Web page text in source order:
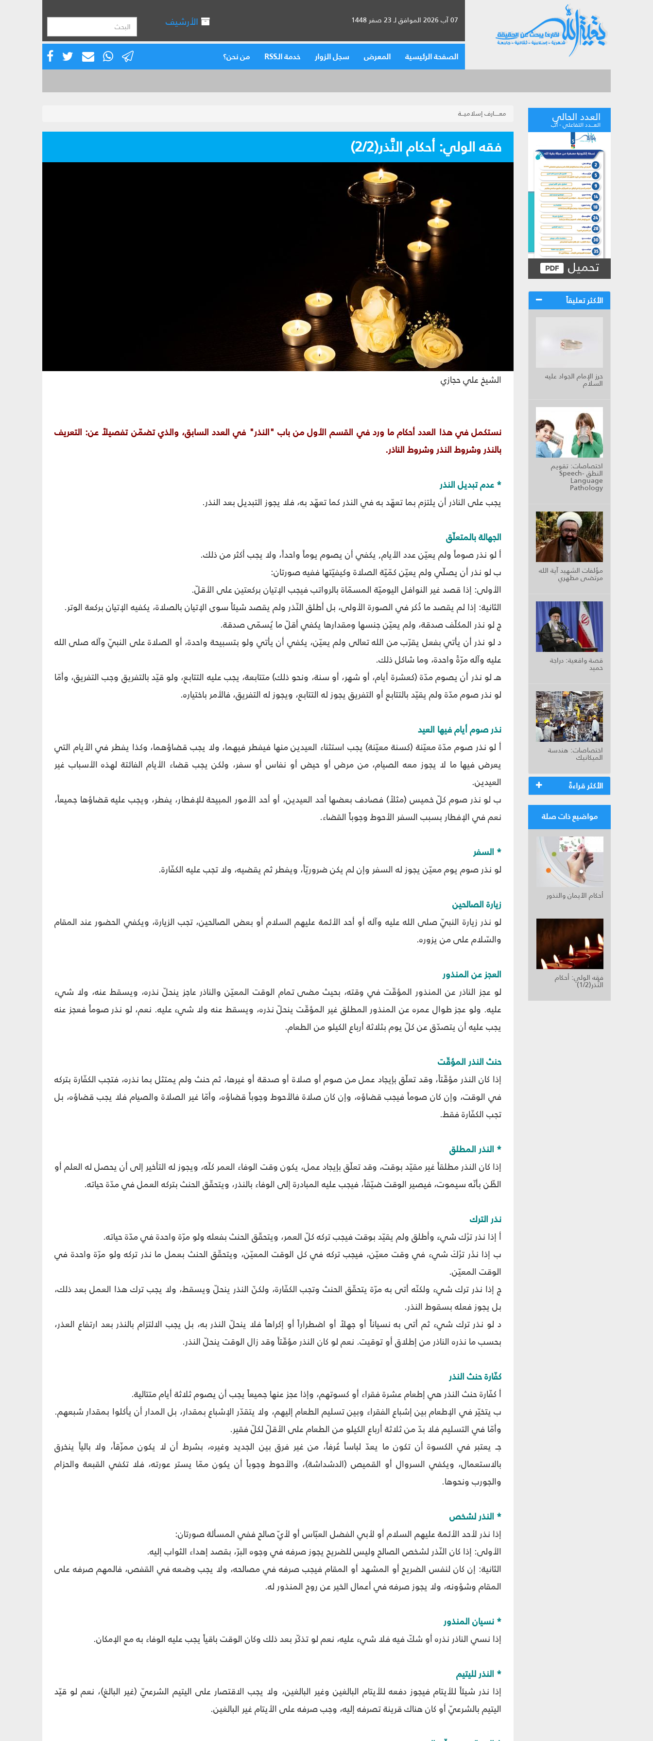
07 آب 2026 الموافق لـ 23 صفر 1448 الأرشيف
الصفحة الرئيسية المعرض سجل الزوار خدمة الـRSS من نحن؟
العدد الحالي
العـــدد التفاعلي - آب
تحميل
الأكثر تعليقاً
حرز الإمام الجواد عليه
السلام
اختصاصات: تقويم
النطق Speech-
Language
Pathology
مؤلفات الشهيد آية الله
مرتضى مطهري
قصة واقعية: دراجة
حميد
اختصاصات: هندسة
الميكانيك
الأكثر قراءةً
مواضيع ذات صلة
أحكام الأيمان والنذور
فقه الولي: أحكام
النَّذر(1/2)
معـــــارف إسلاميـــة
فقه الولي: أحكام النَّذر(2/2)
الشيخ علي حجازي
نستكمل في هذا العدد أحكام ما ورد في القسم الأول من باب "النذر" في العدد السابق، والذي تضمّن تفصيلاً عن: التعريف
بالنذر وشروط النذر وشروط الناذر.
* عدم تبديل النذر
يجب على الناذر أن يلتزم بما تعهّد به في النذر كما تعهّد به، فلا يجوز التبديل بعد النذر.
الجهالة بالمتعلّق
أ لو نذر صوماً ولم يعيّن عدد الأيام, يكفي أن يصوم يوماً واحداً، ولا يجب أكثر من ذلك.
ب لو نذر أن يصلّي ولم يعيّن كمّيّة الصلاة وكيفيّتها ففيه صورتان:
الأولى: إذا قصد غير النوافل اليوميّة المسمّاة بالرواتب فيجب الإتيان بركعتين على الأقلّ.
الثانية: إذا لم يقصد ما ذُكر في الصورة الأولى، بل أطلق النّذر ولم يقصد شيئاً سوى الإتيان بالصلاة، يكفيه الإتيان بركعة الوتر.
ج لو نذر المكلّف صدقة، ولم يعيّن جنسها ومقدارها يكفي أقلّ ما يُسمّى صدقة.
د لو نذر أن يأتي بفعل يقرّب من الله تعالى ولم يعيّن، يكفي أن يأتي ولو بتسبيحة واحدة، أو الصلاة على النبيّ وآله صلى الله
عليه وآله مرّةً واحدة، وما شاكل ذلك.
هـ لو نذر أن يصوم مدّة (كعشرة أيام، أو شهر، أو سنة، ونحو ذلك) متتابعة، يجب عليه التتابع، ولو قيّد بالتفريق وجب التفريق، وأمّا
لو نذر صوم مدّة ولم يقيّد بالتتابع أو التفريق يجوز له التتابع، ويجوز له التفريق، فالأمر باختياره.
نذر صوم أيام فيها العيد
أ لو نذر صوم مدّة معيّنة (كسنة معيّنة) يجب استثناء العيدين منها فيفطر فيهما، ولا يجب قضاؤهما، وكذا يفطر في الأيام التي
يعرض فيها ما لا يجوز معه الصيام، من مرض أو حيض أو نفاس أو سفر، ولكن يجب قضاء الأيام الفائتة لهذه الأسباب غير
العيدين.
ب لو نذر صوم كلّ خميس (مثلاً) فصادف بعضها أحد العيدين، أو أحد الأمور المبيحة للإفطار، يفطر، ويجب عليه قضاؤها جميعاً،
نعم في الإفطار بسبب السفر الأحوط وجوباً القضاء.
* السفر
لو نذر صوم يوم معيّن يجوز له السفر وإن لم يكن ضروريّاً، ويفطر ثم يقضيه، ولا تجب عليه الكفّارة.
زيارة الصالحين
لو نذر زيارة النبيّ صلى الله عليه وآله أو أحد الأئمة عليهم السلام أو بعض الصالحين، تجب الزيارة، ويكفي الحضور عند المقام
والسّلام على من يزوره.
العجز عن المنذور
لو عجز الناذر عن المنذور المؤقّت في وقته، بحيث مضى تمام الوقت المعيّن والناذر عاجز ينحلّ نذره، ويسقط عنه، ولا شيء
عليه. ولو عجز طوال عمره عن المنذور المطلق غير المؤقّت ينحلّ نذره، ويسقط عنه ولا شيء عليه. نعم، لو نذر صوماً فعجز عنه
يجب عليه أن يتصدّق عن كلّ يوم بثلاثة أرباع الكيلو من الطعام.
حنث النذر المؤقّت
إذا كان النذر مؤقّتاً، وقد تعلّق بإيجاد عمل من صوم أو صلاة أو صدقة أو غيرها، ثم حنث ولم يمتثل بما نذره، فتجب الكفّارة بتركه
في الوقت، وإن كان صوماً فيجب قضاؤه، وإن كان صلاة فالأحوط وجوباً قضاؤه، وأمّا غير الصلاة والصيام فلا يجب قضاؤه، بل
تجب الكفّارة فقط.
* النذر المطلق
إذا كان النذر مطلقاً غير مقيّد بوقت، وقد تعلّق بإيجاد عمل، يكون وقت الوفاء العمر كلّه، ويجوز له التأخير إلى أن يحصل له العلم أو
الظّن بأنّه سيموت، فيصير الوقت ضيّقاً، فيجب عليه المبادرة إلى الوفاء بالنذر، ويتحقّق الحنث بتركه العمل في مدّة حياته.
نذر الترك
أ إذا نذر ترْك شيء وأطلق ولم يقيّد بوقت فيجب تركه كلّ العمر، ويتحقّق الحنث بفعله ولو مرّة واحدة في مدّة حياته.
ب إذا نذَر ترْكَ شيء في وقت معيّن، فيجب تركه في كل الوقت المعيّن، ويتحقّق الحنث بعمل ما نذر تركه ولو مرّة واحدة في
الوقت المعيّن.
ج إذا نذر ترك شيء ولكنّه أتى به مرّة يتحقّق الحنث وتجب الكفّارة، ولكنّ النذر ينحلّ ويسقط، ولا يجب ترك هذا العمل بعد ذلك،
بل يجوز فعله بسقوط النذر.
د لو نذر ترك شيء ثم أتى به نسياناً أو جهلاً أو اضطراراً أو إكراهاً فلا ينحلّ النذر به، بل يجب الالتزام بالنذر بعد ارتفاع العذر،
بحسب ما نذره الناذر من إطلاق أو توقيت. نعم لو كان النذر مؤقّتاً وقد زال الوقت ينحلّ النذر.
كفّارة حنث النذر
أ كفّارة حنث النذر هي إطعام عشرة فقراء أو كسوتهم، وإذا عجز عنها جميعاً يجب أن يصوم ثلاثة أيام متتالية.
ب يتخيّر في الإطعام بين إشباع الفقراء وبين تسليم الطعام إليهم، ولا يتقدّر الإشباع بمقدار، بل المدار أن يأكلوا بمقدار شبعهم.
وأمّا في التسليم فلا بدّ من ثلاثة أرباع الكيلو من الطعام على الأقلّ لكلّ فقير.
جـ يعتبر في الكسوة أن تكون ما يعدّ لباساً عُرفاً، من غير فرق بين الجديد وغيره، بشرط أن لا يكون ممزّقاً، ولا بالياً ينخرق
بالاستعمال، ويكفي السروال أو القميص (الدشداشة)، والأحوط وجوباً أن يكون ممّا يستر عورته، فلا تكفي القبعة والحزام
والجورب ونحوها.
* النذر لشخص
إذا نذر لأحد الأئمة عليهم السلام أو لأبي الفضل العبّاس أو لأيّ صالح ففي المسألة صورتان:
الأولى: إذا كان النّذر لشخص الصالح وليس للضريح يجوز صرفه في وجوه البرّ، بقصد إهداء الثواب إليه.
الثانية: إن كان لنفس الضريح أو المشهد أو المقام فيجب صرفه في مصالحه، ولا يجب وضعه في القفص، فالمهم صرفه على
المقام وشؤونه، ولا يجوز صرفه في أعمال الخير عن روح المنذور له.
* نسيان المنذور
إذا نسي الناذر نذره أو شكّ فيه فلا شيء عليه، نعم لو تذكّر بعد ذلك وكان الوقت باقياً يجب عليه الوفاء به مع الإمكان.
* النذر لليتيم
إذا نذر شيئاً للأيتام فيجوز دفعه للأيتام البالغين وغير البالغين، ولا يجب الاقتصار على اليتيم الشرعيّ (غير البالغ)، نعم لو قيّد
اليتيم بالشرعيّ أو كان هناك قرينة تصرفه إليه، وجب صرفه على الأيتام غير البالغين.